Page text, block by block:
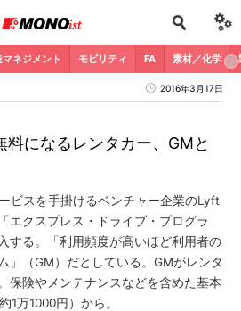
マネジメント モビリティ FA 素材／化学
2016年3月17日
になるレンタカー、GMと
ビスを手掛けるベンチャー企業のLyft
エクスプレス・ドライブ・プログラ
する。「利用頻度が高いほど利用者の
」（GM）だとしている。GMがレンタ
保険やメンテナンスなどを含めた基本
1万1000円）から。